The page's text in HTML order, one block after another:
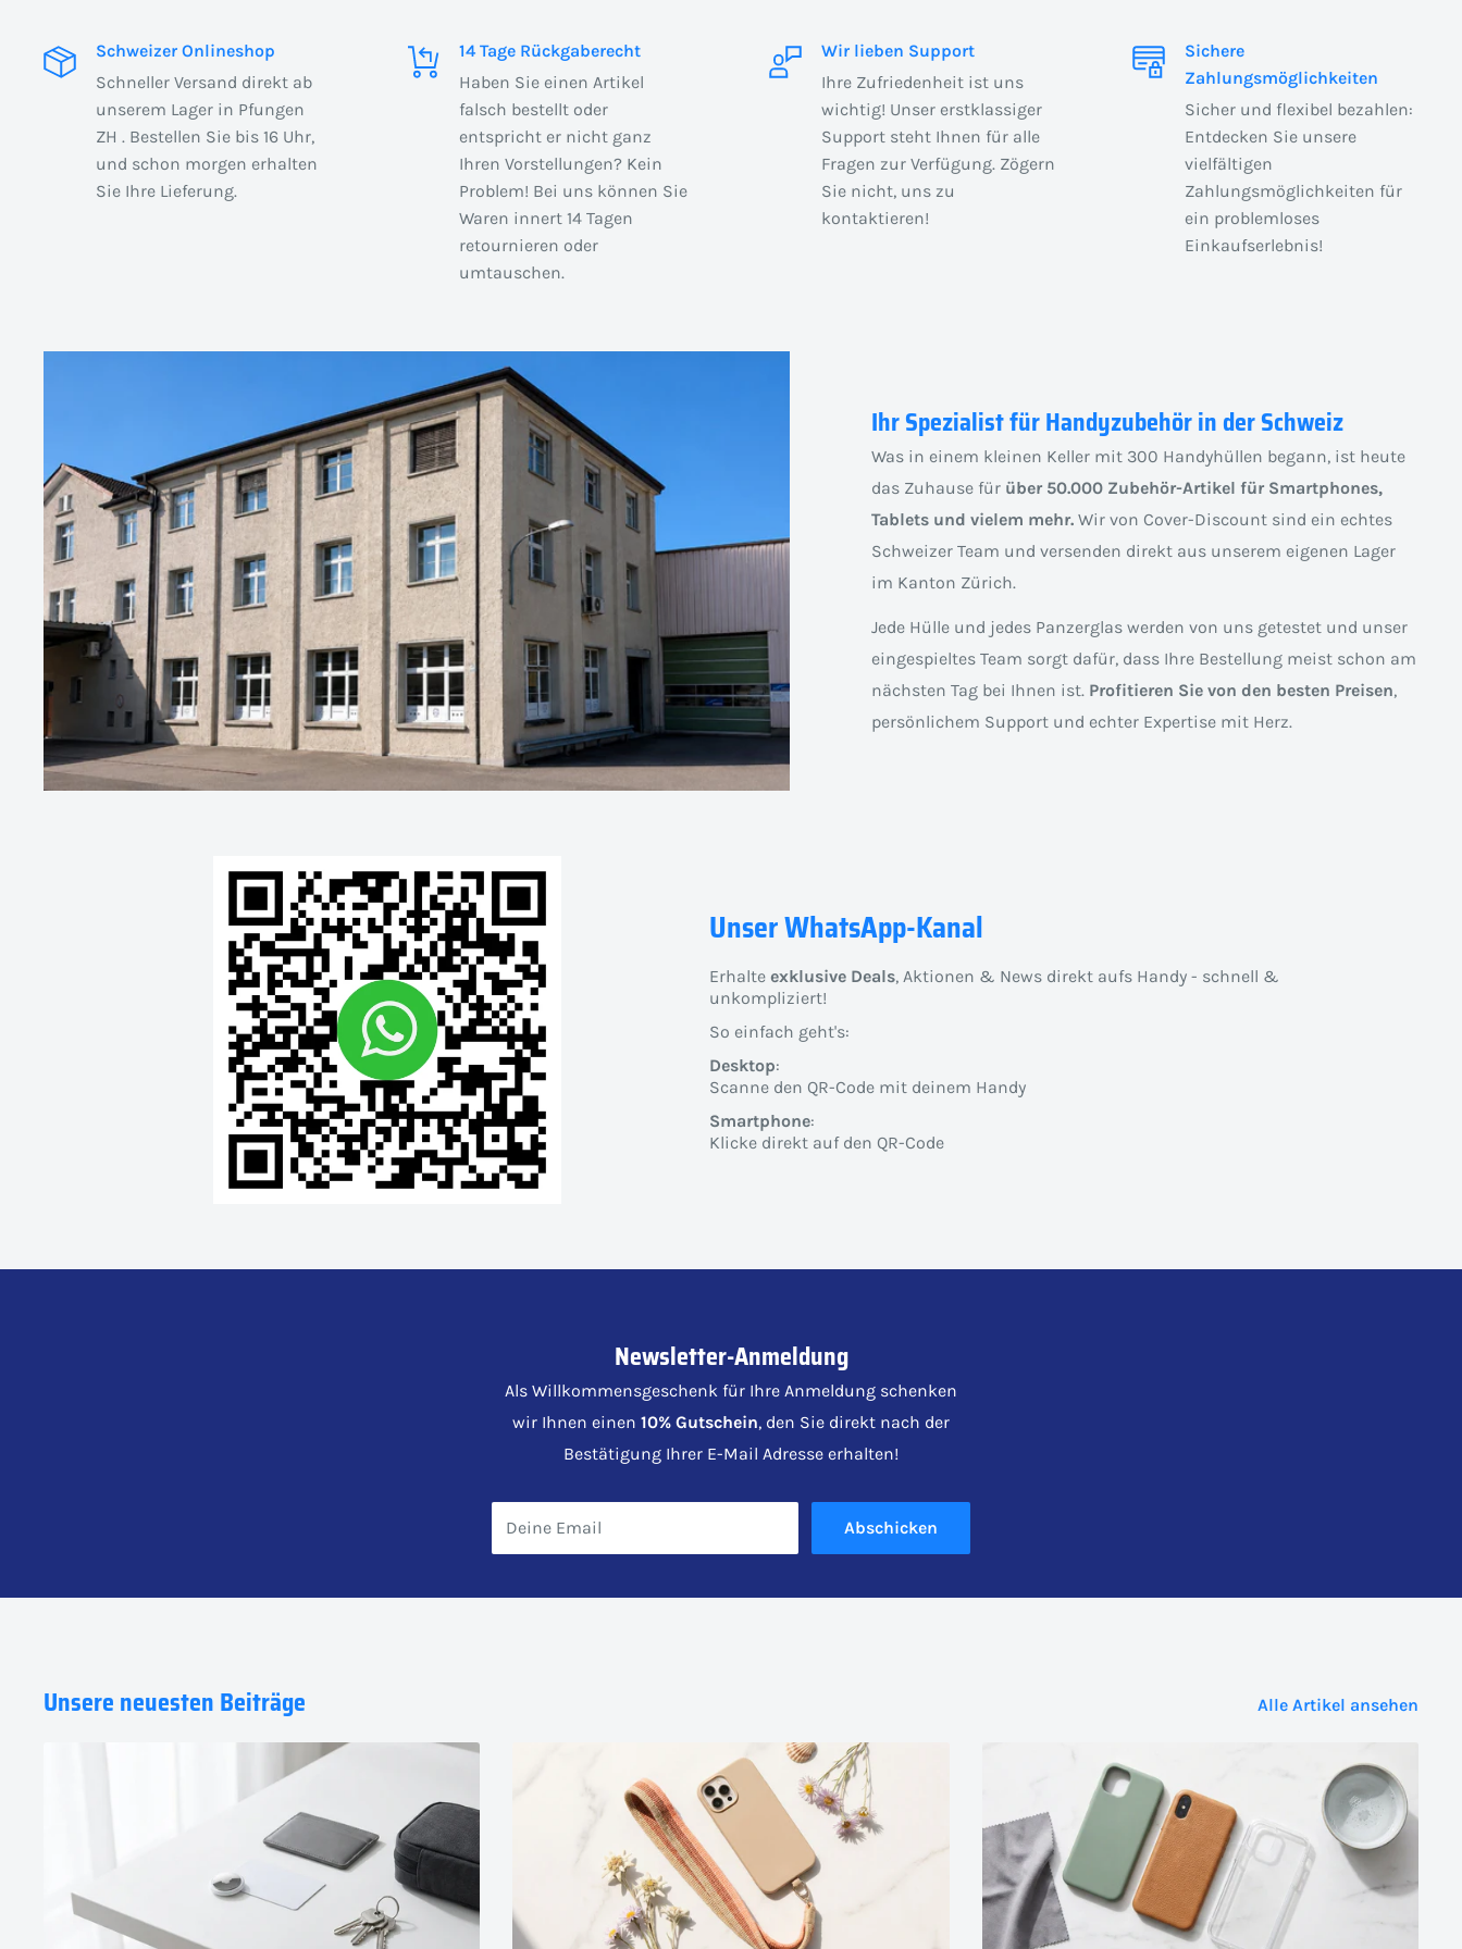
Schweizer Onlineshop
Schneller Versand direkt ab
unserem Lager in Pfungen
ZH . Bestellen Sie bis 16 Uhr,
und schon morgen erhalten
Sie Ihre Lieferung.
14 Tage Rückgaberecht
Haben Sie einen Artikel
falsch bestellt oder
entspricht er nicht ganz
Ihren Vorstellungen? Kein
Problem! Bei uns können Sie
Waren innert 14 Tagen
retournieren oder
umtauschen.
Wir lieben Support
Ihre Zufriedenheit ist uns
wichtig! Unser erstklassiger
Support steht Ihnen für alle
Fragen zur Verfügung. Zögern
Sie nicht, uns zu
kontaktieren!
Sichere
Zahlungsmöglichkeiten
Sicher und flexibel bezahlen:
Entdecken Sie unsere
vielfältigen
Zahlungsmöglichkeiten für
ein problemloses
Einkaufserlebnis!
Ihr Spezialist für Handyzubehör in der Schweiz
Was in einem kleinen Keller mit 300 Handyhüllen begann, ist heute
das Zuhause für über 50.000 Zubehör-Artikel für Smartphones,
Tablets und vielem mehr.Wir von Cover-Discount sind ein echtes
Schweizer Team und versenden direkt aus unserem eigenen Lager
im Kanton Zürich.
Jede Hülle und jedes Panzerglas werden von uns getestet und unser
eingespieltes Team sorgt dafür, dass Ihre Bestellung meist schon am
nächsten Tag bei Ihnen ist. Profitieren Sie von den besten Preisen,
persönlichem Support und echter Expertise mit Herz.
Unser WhatsApp-Kanal
Erhalteexklusive Deals, Aktionen & News direkt aufs Handy - schnell &
unkompliziert!
So einfach geht's:
Desktop:
Scanne den QR-Code mit deinem Handy
Smartphone:
Klicke direkt auf den QR-Code
Newsletter-Anmeldung
Als Willkommensgeschenk für Ihre Anmeldung schenken
wir Ihnen einen 10% Gutschein, den Sie direkt nach der
Bestätigung Ihrer E-Mail Adresse erhalten!
Deine Email Abschicken
Unsere neuesten Beiträge Alle Artikel ansehen